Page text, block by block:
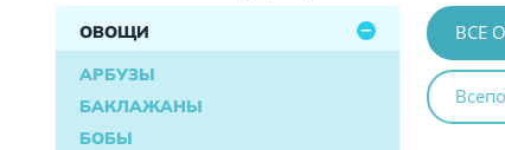
ОВОЩИ
АРБУЗЫ
БАКЛАЖАНЫ
БОБЫ
ВСЕ